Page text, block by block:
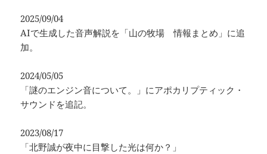
2025/09/04
AIで生成した音声解説を「山の牧場 情報まとめ」に追
加。
2024/05/05
「謎のエンジン音について。」にアポカリプティック・
サウンドを追記。
2023/08/17
「北野誠が夜中に目撃した光は何か？」